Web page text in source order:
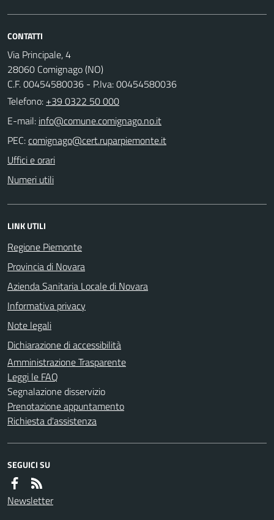
CONTATTI
Via Principale, 4
28060 Comignago (NO)
C.F. 00454580036 - P.Iva: 00454580036
Telefono: +39 0322 50 000
E-mail:
PEC:
Uffici e orari
Numeri utili
LINK UTILI
Regione Piemonte
Provincia di Novara
Azienda Sanitaria Locale di Novara
Informativa privacy
Note legali
Dichiarazione di accessibilità
Amministrazione Trasparente
Leggi le FAQ
Segnalazione disservizio
Prenotazione appuntamento
Richiesta d'assistenza
SEGUICI SU
Newsletter